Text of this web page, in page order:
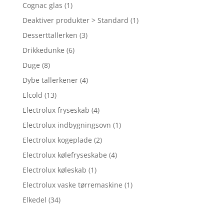
Cognac glas (1)
Deaktiver produkter > Standard (1)
Desserttallerken (3)
Drikkedunke (6)
Duge (8)
Dybe tallerkener (4)
Elcold (13)
Electrolux fryseskab (4)
Electrolux indbygningsovn (1)
Electrolux kogeplade (2)
Electrolux kølefryseskabe (4)
Electrolux køleskab (1)
Electrolux vaske tørremaskine (1)
Elkedel (34)